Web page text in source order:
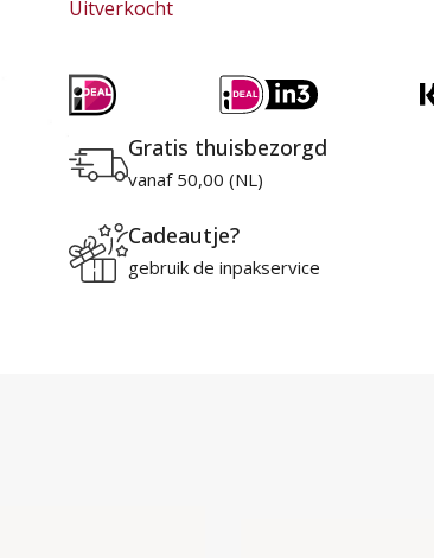
Uitverkocht
Gratis thuisbezorgd
vanaf 50,00 (NL)
Cadeautje?
gebruik de inpakservice